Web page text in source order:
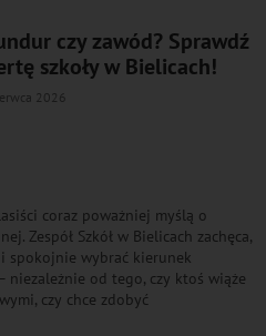
czy zawód? Sprawdź
szkoły w Bielicach!
2026
coraz poważniej myślą o
Zespół Szkół w Bielicach zachęca,
spokojnie wybrać kierunek
od tego, czy ktoś wiąże
czy chce zdobyć